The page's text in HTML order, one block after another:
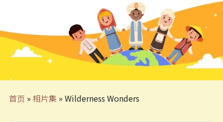
首页 » 相片集 » Wilderness Wonders